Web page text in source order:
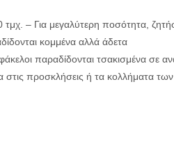
τμχ. – Για μεγαλύτερη ποσότητα,
κομμένα αλλά άδετα
παραδίδονται τσακισμένα σε
στις προσκλήσεις ή τα κολλήματα